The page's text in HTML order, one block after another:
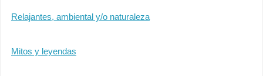
Relajantes, ambiental y/o naturaleza
Mitos y leyendas